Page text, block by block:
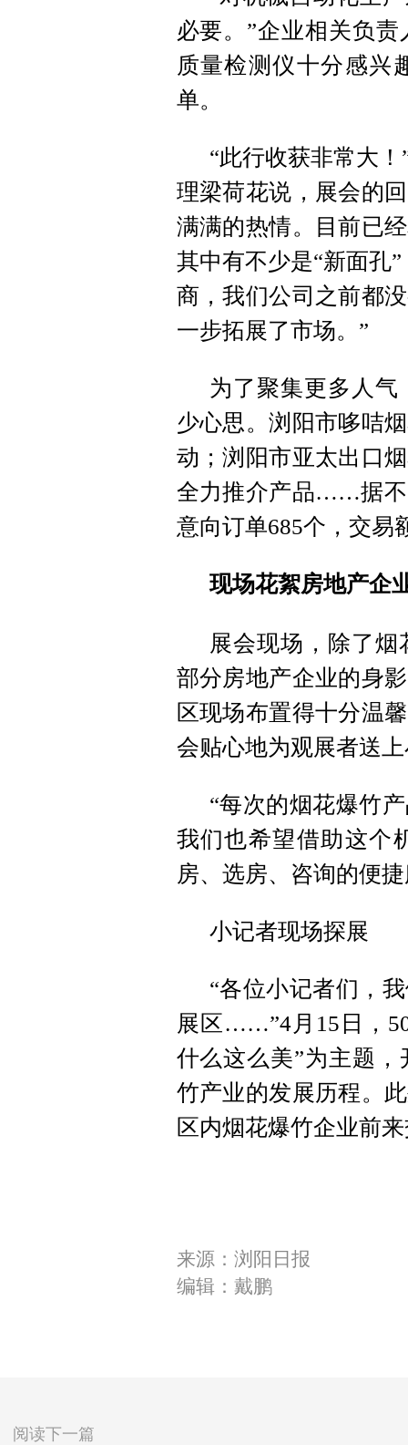
必要。”企业相关负
质量检测仪十分感兴
单。
“此行收获非常大
理梁荷花说，展会的
满满的热情。目前已
其中有不少是“新面孔
商，我们公司之前都
一步拓展了市场。”
为了聚集更多人
少心思。浏阳市哆咭
动；浏阳市亚太出口
全力推介产品……据不
意向订单685个，交易
现场花絮房地产企
展会现场，除了
部分房地产企业的身
区现场布置得十分温
会贴心地为观展者送
“每次的烟花爆竹
我们也希望借助这个
房、选房、咨询的便
小记者现场探展
“各位小记者们，
展区……”4月15日，
什么这么美”为主题
竹产业的发展历程。
区内烟花爆竹企业前
来源：浏阳日报
编辑：戴鹏
阅读下一篇